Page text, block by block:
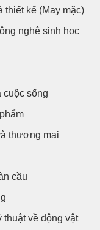
thiết kế (May mặc)
nghệ sinh học
cuộc sống
thương mại
cầu
thuật về động vật